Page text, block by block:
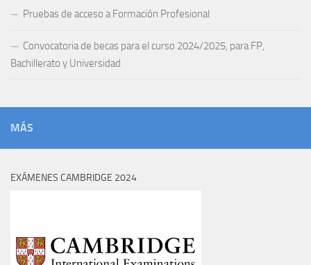
Pruebas de acceso a Formación Profesional
Convocatoria de becas para el curso 2024/2025, para FP,
Bachillerato y Universidad
MÁS
EXÁMENES CAMBRIDGE 2024